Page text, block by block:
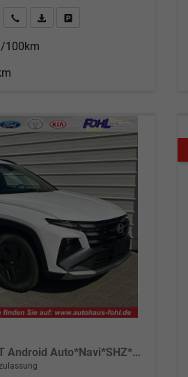
Angebot anfordern
Fahrzeugexpose (PDF)
100km
Black Line 1.6 T-GDi HEV AT Android Auto*Navi*SHZ*Kamera*2Z Klimaauto*